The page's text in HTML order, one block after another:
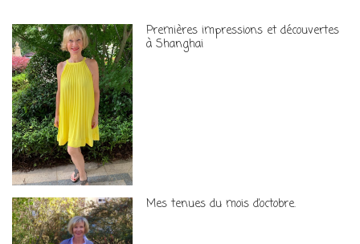
Premières impressions et découvertes
à Shanghai
Mes tenues du mois d’octobre.